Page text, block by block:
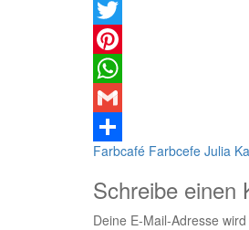
Facebook
Twitter
Pinterest
WhatsApp
Gmail
Teilen
Farbcafé Farbcefe Julia
Schreibe einen
Deine E-Mail-Adresse